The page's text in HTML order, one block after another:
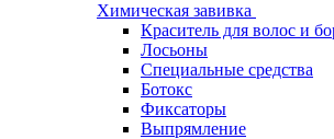
Химическая завивка
Краситель для волос и
Лосьоны
Специальные средства
Ботокс
Фиксаторы
Выпрямление